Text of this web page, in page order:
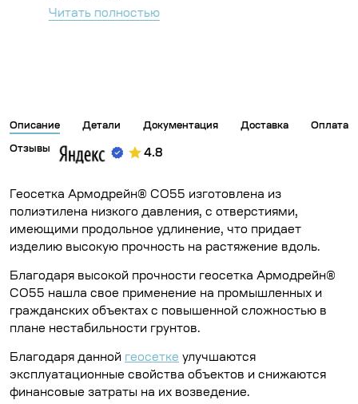
Читать полностью
Описание Детали Документация Доставка Оплата
Отзывы 4.8
Геосетка Армодрейн® СО55 изготовлена из
полиэтилена низкого давления, с отверстиями,
имеющими продольное удлинение, что придает
изделию высокую прочность на растяжение вдоль.
Благодаря высокой прочности геосетка Армодрейн®
СО55 нашла свое применение на промышленных и
гражданских объектах с повышенной сложностью в
плане нестабильности грунтов.
Благодаря данной геосетке улучшаются
эксплуатационные свойства объектов и снижаются
финансовые затраты на их возведение.